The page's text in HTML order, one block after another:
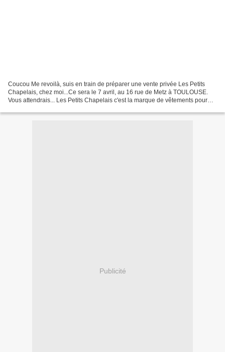
Coucou Me revoilà, suis en train de préparer une vente privée Les Petits
Chapelais, chez moi...Ce sera le 7 avril, au 16 rue de Metz à TOULOUSE.
Vous attendrais... Les Petits Chapelais c'est la marque de vêtements pour
Publicité